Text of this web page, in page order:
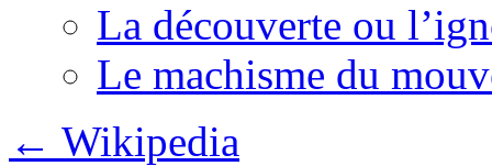
La découverte ou
Le machisme du
← Wikipedia